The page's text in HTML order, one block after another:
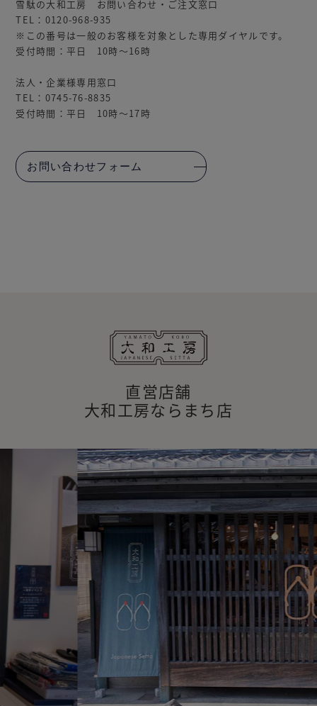
雪駄の大和工房 お問い合わせ・ご注文窓口
TEL：0120-968-935
※この番号は一般のお客様を対象とした専用ダイヤルです。
受付時間：平日 10時～16時
法人・企業様専用窓口
TEL：0745-76-8835
受付時間：平日 10時～17時
お問い合わせフォーム
直営店舗
大和工房ならまち店